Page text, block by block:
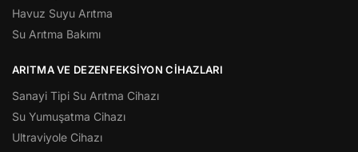
Havuz Suyu Arıtma
Su Arıtma Bakımı
ARITMA VE DEZENFEKSIYON CIHAZLARI
Sanayi Tipi Su Arıtma Cihazı
Su Yumuşatma Cihazı
Ultraviyole Cihazı